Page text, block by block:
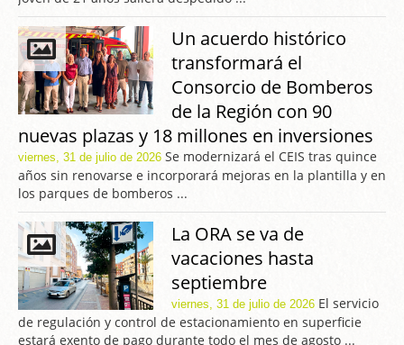
Un acuerdo histórico
transformará el
Consorcio de Bomberos
de la Región con 90
nuevas plazas y 18 millones en inversiones
viernes, 31 de julio de 2026 Se modernizará el CEIS tras quince
años sin renovarse e incorporará mejoras en la plantilla y en
los parques de bomberos ...
La ORA se va de
vacaciones hasta
septiembre
viernes, 31 de julio de 2026 El servicio
de regulación y control de estacionamiento en superficie
estará exento de pago durante todo el mes de agosto ...